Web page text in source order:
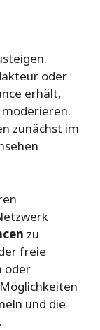
oder
erhält,
moderieren.
zunächst im
zu
freie
oder
und die